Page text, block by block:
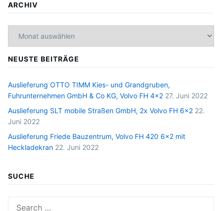
ARCHIV
NEUSTE BEITRÄGE
Auslieferung OTTO TIMM Kies- und Grandgruben,
Fuhrunternehmen GmbH & Co KG, Volvo FH 4×2 27. Juni 2022
Auslieferung SLT mobile Straßen GmbH, 2x Volvo FH 6×2 22.
Juni 2022
Auslieferung Friede Bauzentrum, Volvo FH 420 6×2 mit
Heckladekran 22. Juni 2022
SUCHE